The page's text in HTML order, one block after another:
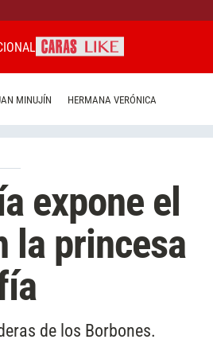
MINUJÍN HERMANA VERÓNICA
expone el
la princesa
de los Borbones.